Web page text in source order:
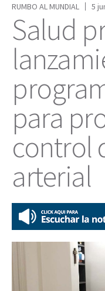
RUMBO AL MUNDIAL
5
Salud
para
control
arterial